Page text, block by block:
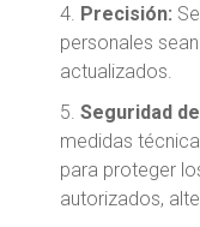
Precisión:
personales
actualizados.
Seguridad
medidas
para proteger
autorizados,